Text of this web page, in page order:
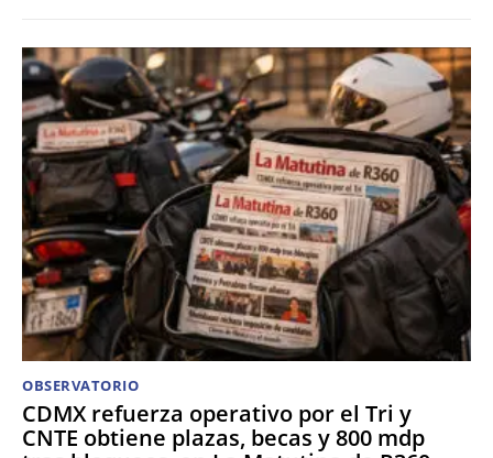
OBSERVATORIO
CDMX refuerza operativo por el Tri y
CNTE obtiene plazas, becas y 800 mdp